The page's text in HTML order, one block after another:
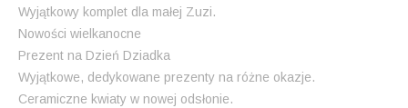
n
a
v
i
Wyjątkowy komplet dla małej Zuzi.
Nowości wielkanocne
Prezent na Dzień Dziadka
Wyjątkowe, dedykowane prezenty na różne okazje.
Ceramiczne kwiaty w nowej odsłonie.